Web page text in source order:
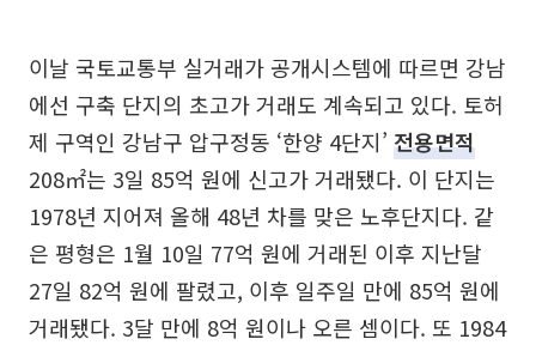
이날 국토교통부 실거래가 공개시스템에 따르면 강남
에선 구축 단지의 초고가 거래도 계속되고 있다. 토허
제 구역인 강남구 압구정동 ‘한양 4단지’ 전용면적
208㎡는 3일 85억 원에 신고가 거래됐다. 이 단지는
1978년 지어져 올해 48년 차를 맞은 노후단지다. 같
은 평형은 1월 10일 77억 원에 거래된 이후 지난달
27일 82억 원에 팔렸고, 이후 일주일 만에 85억 원에
거래됐다. 3달 만에 8억 원이나 오른 셈이다. 또 1984